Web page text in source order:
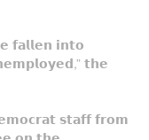
𝗳𝗮𝗹𝗹𝗲𝗻 𝗶𝗻𝘁𝗼
𝘁𝗵𝗲
𝘀𝘁𝗮𝗳𝗳 𝗳𝗿𝗼𝗺